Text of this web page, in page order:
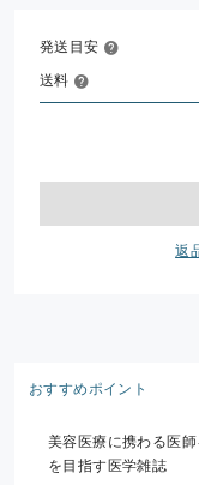
発送目安
送料
返
おすすめポイント
美容医療に携わる医
を目指す医学雑誌